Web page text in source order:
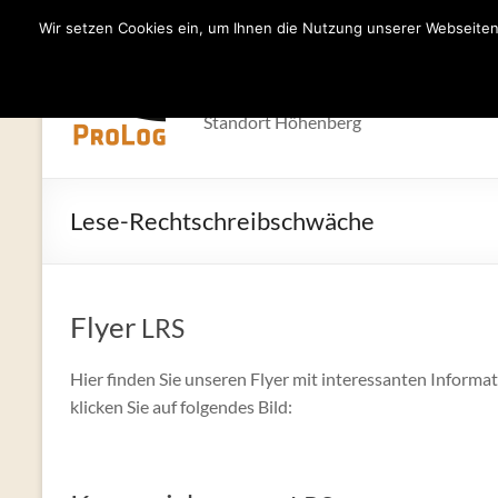
Förderinstitut
Standort Höhenberg
Lese-Rechtschreibschwäche
Flyer LRS
Hier finden Sie unseren Flyer mit interessanten
klicken Sie auf folgendes Bild:
Wir setzen Cookies ein, um Ihnen die Nutzung unserer